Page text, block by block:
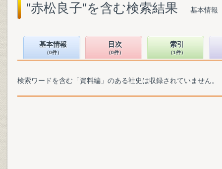
"赤松良子"を含む検索結果 基本情報
基本情報
（0件）
目次
（0件）
索引
（1件）
検索ワードを含む「資料編」のある社史は収録されていません。